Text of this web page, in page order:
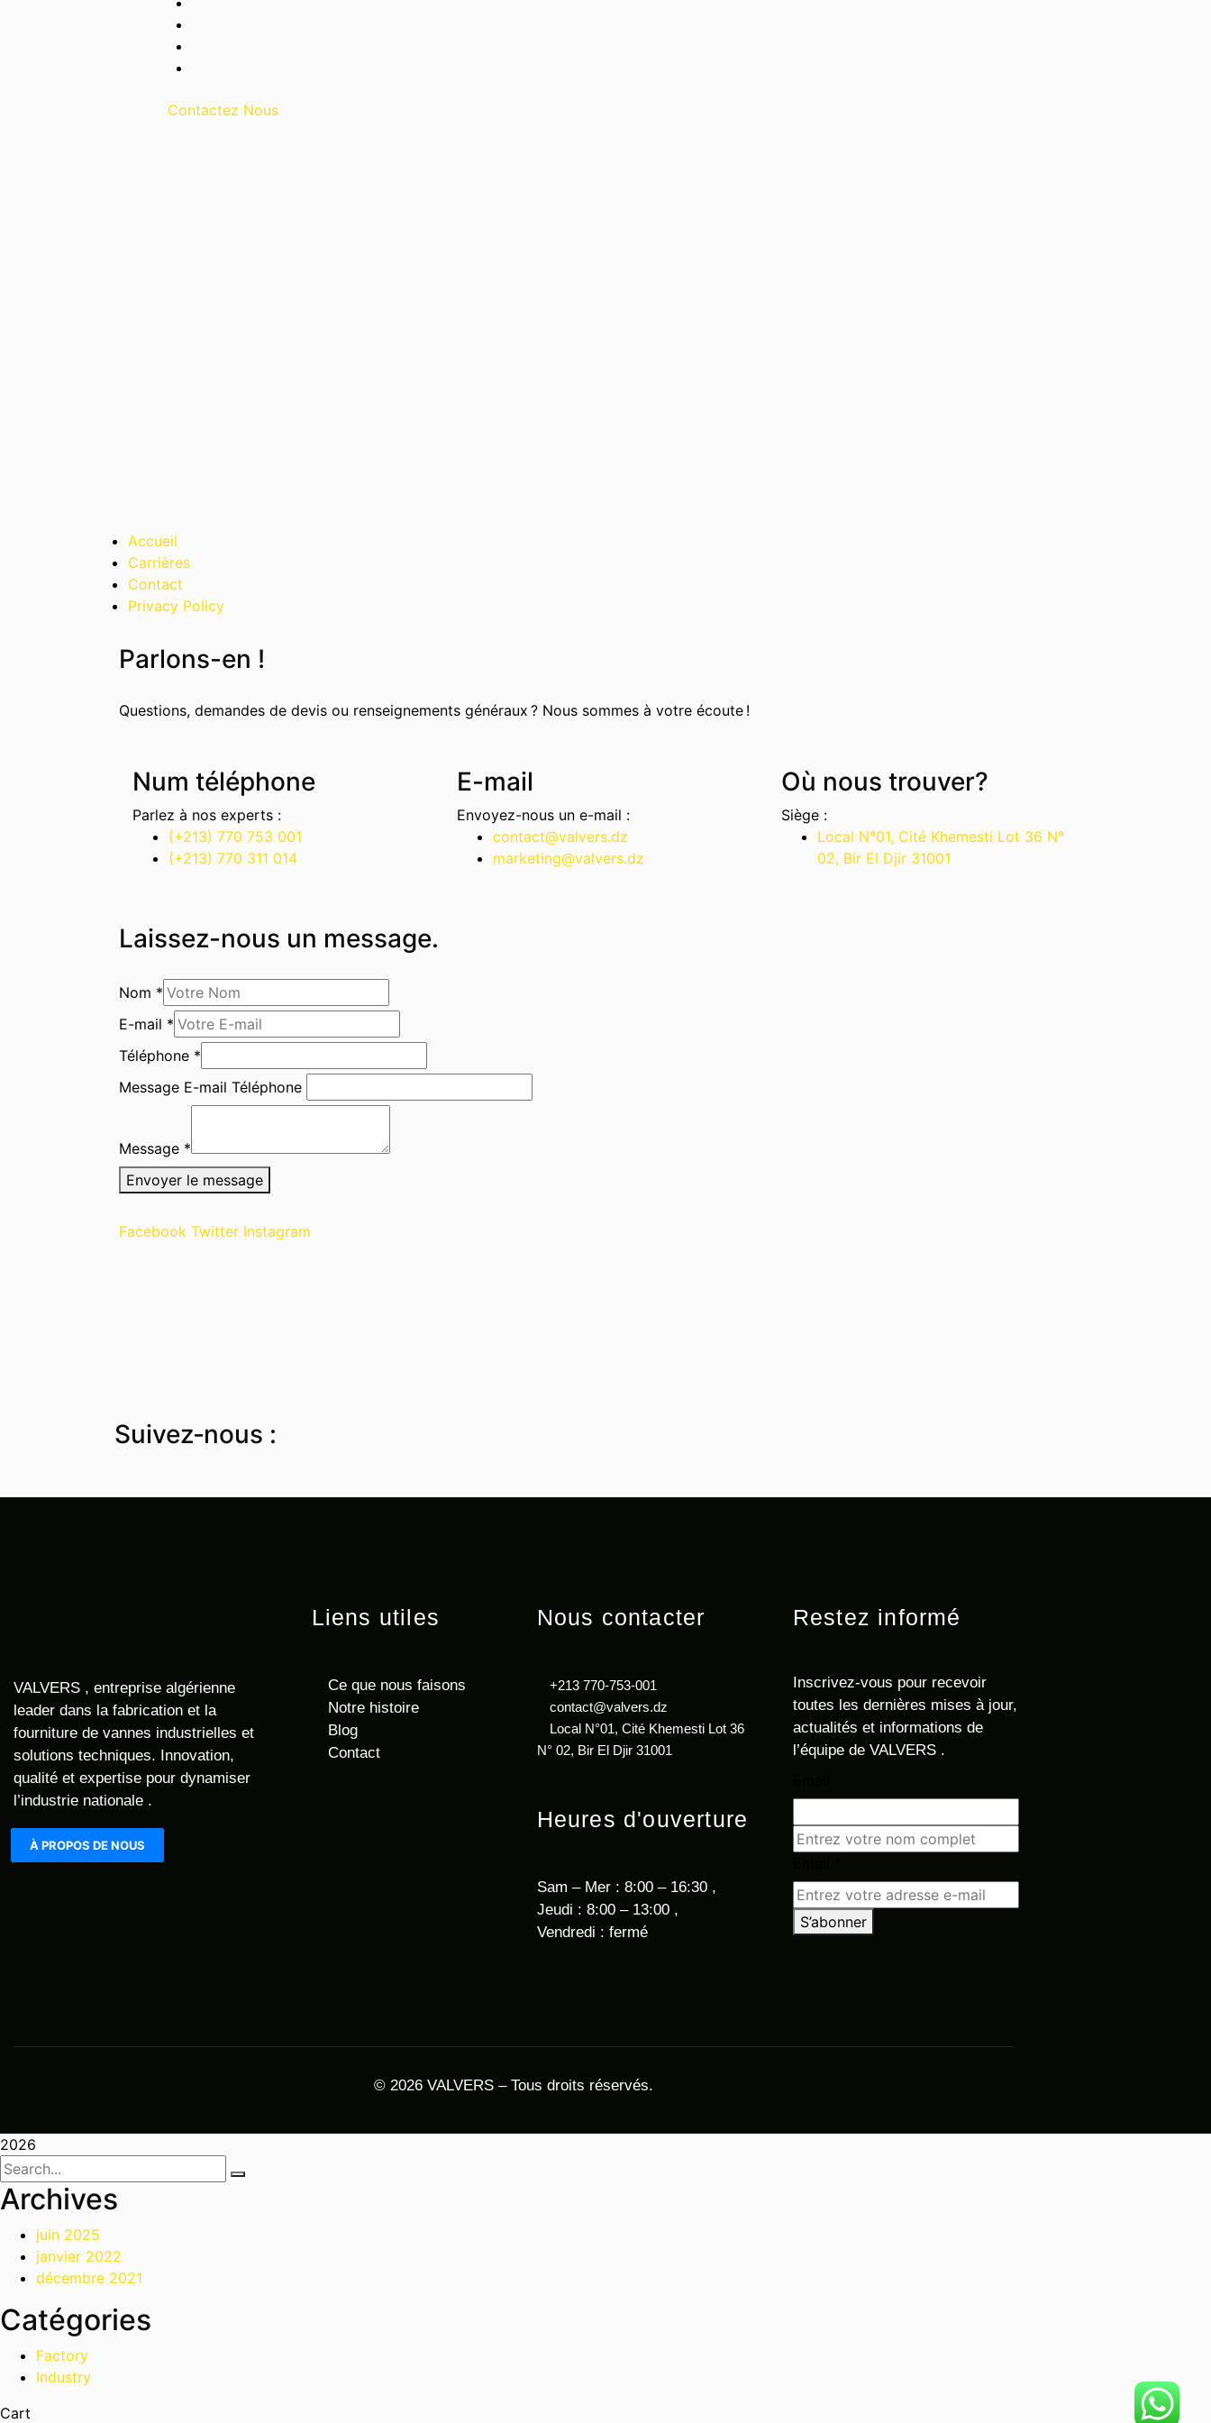
Contactez Nous
Accueil
Carrières
Contact
Privacy Policy
Parlons-en !
Questions, demandes de devis ou renseignements généraux ? Nous sommes à votre écoute !
Num téléphone
Parlez à nos experts :
(+213) 770 753 001
(+213) 770 311 014
E-mail
Envoyez-nous un e-mail :
contact@valvers.dz
marketing@valvers.dz
Où nous trouver?
Siège :
Local N°01, Cité Khemesti Lot 36 N°
02, Bir El Djir 31001
Laissez-nous un message.
Nom *
E-mail *
Téléphone *
Message E-mail Téléphone
Message *
Envoyer le message
Facebook Twitter Instagram
Suivez‑nous :
VALVERS , entreprise algérienne
leader dans la fabrication et la
fourniture de vannes industrielles et
solutions techniques. Innovation,
qualité et expertise pour dynamiser
l’industrie nationale .
À PROPOS DE NOUS
Liens utiles
Ce que nous faisons
Notre histoire
Blog
Contact
Nous contacter
+213 770-753-001
contact@valvers.dz
Local N°01, Cité Khemesti Lot 36
N° 02, Bir El Djir 31001
Heures d'ouverture
Sam – Mer : 8:00 – 16:30 ,
Jeudi : 8:00 – 13:00 ,
Vendredi : fermé
Restez informé
Inscrivez-vous pour recevoir
toutes les dernières mises à jour,
actualités et informations de
l’équipe de VALVERS .
S’abonner
© 2026 VALVERS – Tous droits réservés.
2026
Archives
juin 2025
janvier 2022
décembre 2021
Catégories
Factory
Industry
Cart